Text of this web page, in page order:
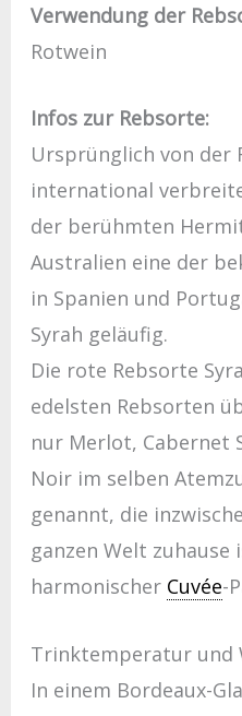
Verwendung der
Rotwein
Infos zur Rebsorte:
Ursprünglich von der
international
der berühmten
Australien eine der
in Spanien und
Syrah geläufig.
Die rote Rebsorte
edelsten Rebsorten
nur Merlot, Cabernet
Noir im selben
genannt, die
ganzen Welt
harmonischer Cuvée-
Trinktemperatur und
In einem Bordeaux-